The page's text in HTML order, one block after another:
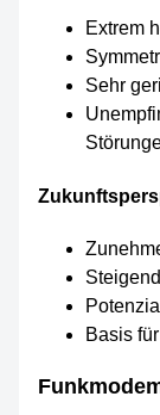
Extrem
Sehr
Basis